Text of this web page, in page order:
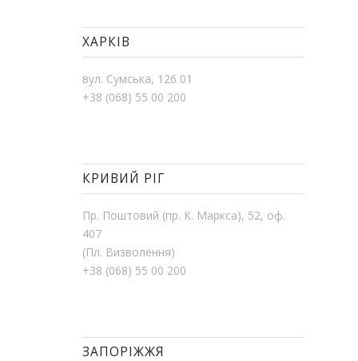
ХАРКІВ
вул. Сумська, 126 01
+38 (068) 55 00 200
КРИВИЙ РІГ
Пр. Поштовий (пр. К. Маркса), 52, оф.
407
(Пл. Визволення)
+38 (068) 55 00 200
ЗАПОРІЖЖЯ